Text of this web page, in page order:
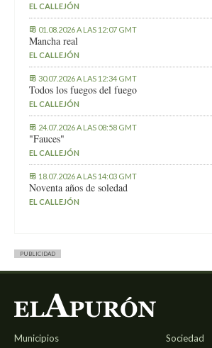
EL CALLEJÓN
01.08.2026 A LAS 12:07 GMT
Mancha real
EL CALLEJÓN
30.07.2026 A LAS 12:34 GMT
Todos los fuegos del fuego
EL CALLEJÓN
24.07.2026 A LAS 08:58 GMT
"Fauces"
EL CALLEJÓN
18.07.2026 A LAS 14:03 GMT
Noventa años de soledad
EL CALLEJÓN
PUBLICIDAD
Municipios Sociedad